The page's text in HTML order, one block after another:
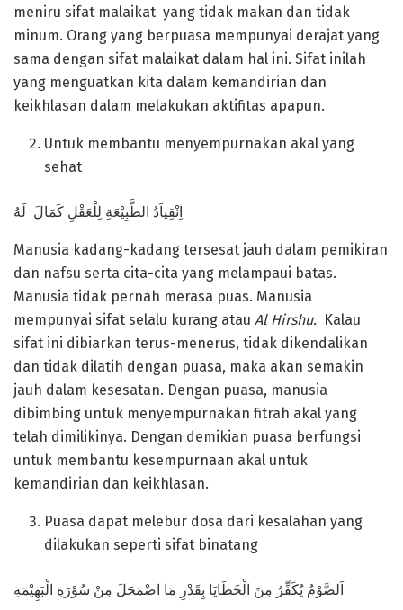
meniru sifat malaikat yang tidak makan dan tidak
minum. Orang yang berpuasa mempunyai derajat yang
sama dengan sifat malaikat dalam hal ini. Sifat inilah
yang menguatkan kita dalam kemandirian dan
keikhlasan dalam melakukan aktifitas apapun.
Untuk membantu menyempurnakan akal yang
sehat
اِنْقِياَدُ الطَّبِيْعَةِ لِلْعَقْلِ كَمَالَ لَهُ
Manusia kadang-kadang tersesat jauh dalam pemikiran
dan nafsu serta cita-cita yang melampaui batas.
Manusia tidak pernah merasa puas. Manusia
mempunyai sifat selalu kurang atau Al Hirshu. Kalau
sifat ini dibiarkan terus-menerus, tidak dikendalikan
dan tidak dilatih dengan puasa, maka akan semakin
jauh dalam kesesatan. Dengan puasa, manusia
dibimbing untuk menyempurnakan fitrah akal yang
telah dimilikinya. Dengan demikian puasa berfungsi
untuk membantu kesempurnaan akal untuk
kemandirian dan keikhlasan.
Puasa dapat melebur dosa dari kesalahan yang
dilakukan seperti sifat binatang
اَلصَّوْمُ يُكَفِّرُ مِنَ الْخَطَايَا بِقَدْرِ مَا اضْمَحَلَ مِنْ سُوْرَةِ الْبَهِيْمَةِ